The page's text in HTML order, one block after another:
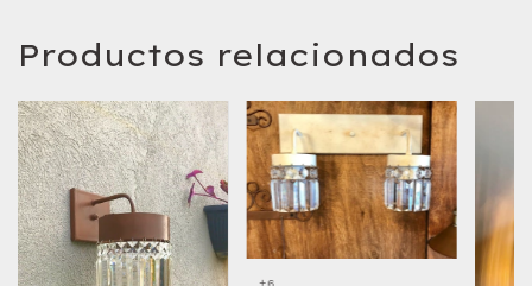
Productos relacionados
+6